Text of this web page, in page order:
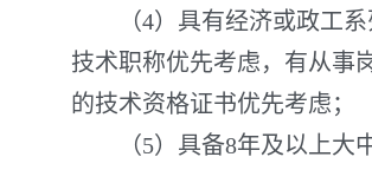
（4）具有经济或政工系
技术职称优先考虑，有从事
的技术资格证书优先考虑；
（5）具备8年及以上大